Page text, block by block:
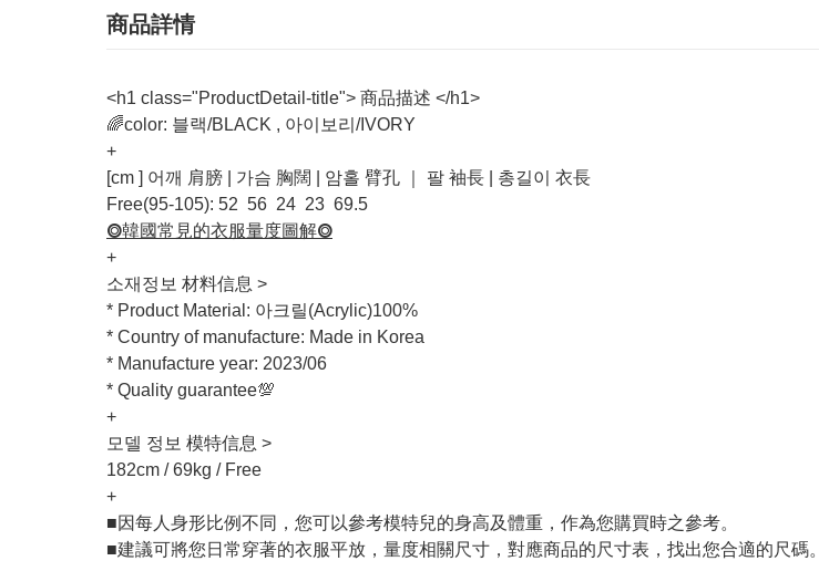
商品詳情
<h1 class="ProductDetail-title"> 商品描述 </h1>
🌈color: 블랙/BLACK , 아이보리/IVORY
+
[cm ] 어깨 肩膀 | 가슴 胸闊 | 암홀 臂孔 ｜ 팔 袖長 | 총길이 衣長
Free(95-105): 52 56 24 23 69.5
⭗韓國常見的衣服量度圖解⭗
+
소재정보 材料信息 >
* Product Material: 아크릴(Acrylic)100%
* Country of manufacture: Made in Korea
* Manufacture year: 2023/06
* Quality guarantee💯
+
모델 정보 模特信息 >
182cm / 69kg / Free
+
■因每人身形比例不同，您可以參考模特兒的身高及體重，作為您購買時之參考。
■建議可將您日常穿著的衣服平放，量度相關尺寸，對應商品的尺寸表，找出您合適的尺碼。